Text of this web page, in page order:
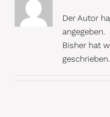
Der Autor
angegeben.
Bisher hat
geschrieben.